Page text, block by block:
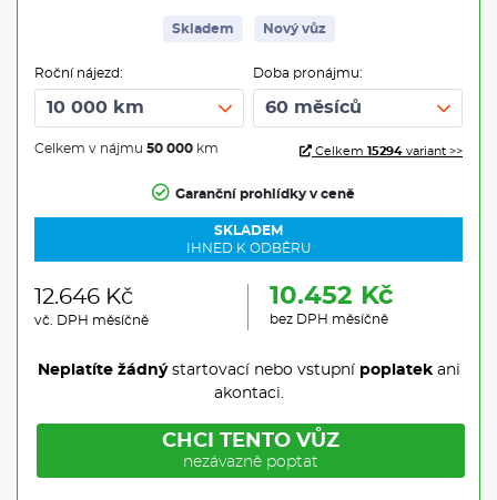
Skladem Nový vůz
Roční nájezd:
Celkem v nájmu 50 000 km
Doba pronájmu:
Celkem 15294 variant >>
Garanční prohlídky v ceně
SKLADEM
IHNED K ODBĚRU
12.646 Kč
vč. DPH měsíčně
10.452 Kč
bez DPH měsíčně
Neplatíte žádnýstartovací nebo vstupní poplatekani
akontaci.
CHCI TENTO VŮZ
nezávazně poptat